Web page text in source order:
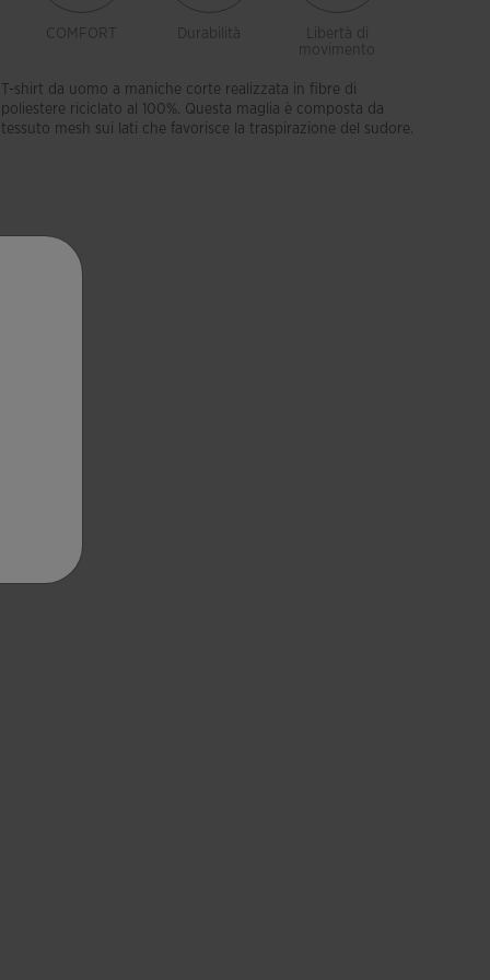
COMFORT Durabilità
Libertà di
movimento
T-shirt da uomo a maniche corte realizzata in fibre di
poliestere riciclato al 100%. Questa maglia è composta da
tessuto mesh sui lati che favorisce la traspirazione del sudore.